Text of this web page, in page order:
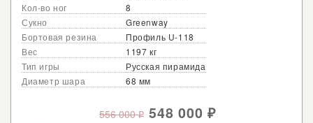
Кол-во ног
8
Сукно
Greenway
Бортовая резина
Профиль U-118
Вес
1197 кг
Тип игры
Русская пирамида
Диаметр шара
68 мм
556 000₽ 548 000₽